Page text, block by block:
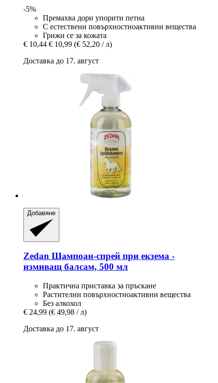
-5%
Премахва дори упорити петна
С естествени повърхностноактивни вещества
Грижи се за кожата
€ 10,44 € 10,99 (€ 52,20 / л)
Доставка до 17. август
Добавяне
Zedan Шампоан-​спрей при екзема -​
измиващ балсам, 500 мл
Практична приставка за пръскане
Растителни повърхностноактивни вещества
Без алкохол
€ 24,99 (€ 49,98 / л)
Доставка до 17. август